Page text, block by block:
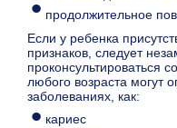
продолжительное
Если у ребенка
признаков, следует
проконсультироваться
любого возраста могут
заболеваниях, как:
кариес